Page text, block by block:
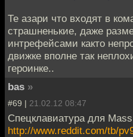
Те азари что входят в
страшненькие, даже
интрефейсами както
движке вполне так
героинке..
bas »
#69 | 21.02.12 08:47
Спецклавиатура для
http://www.reddit.com/tb/